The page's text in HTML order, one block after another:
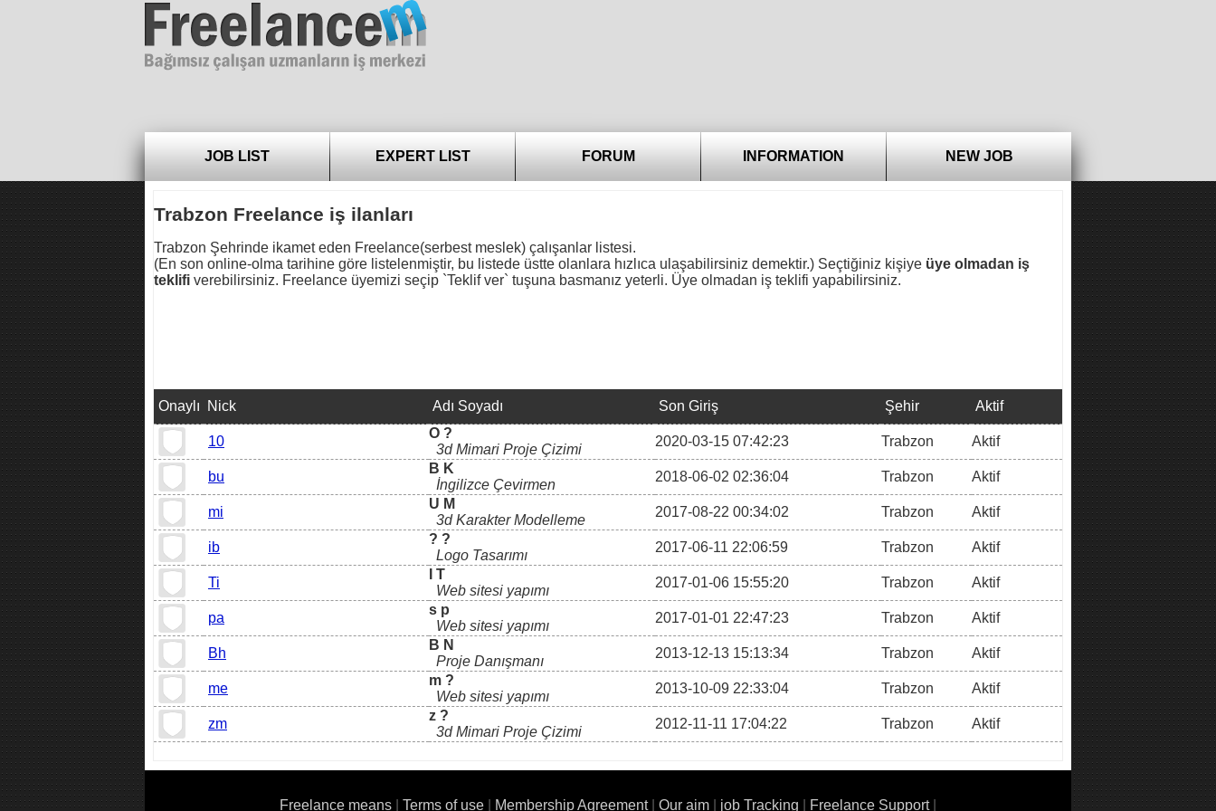
JOB LIST EXPERT LIST FORUM INFORMATION NEW JOB
Trabzon Freelance iş ilanları
Trabzon Şehrinde ikamet eden Freelance(serbest meslek) çalışanlar listesi.
(En son online-olma tarihine göre listelenmiştir, bu listede üstte olanlara hızlıca ulaşabilirsiniz demektir.) Seçtiğiniz kişiye üye olmadan iş
teklifi verebilirsiniz. Freelance üyemizi seçip `Teklif ver` tuşuna basmanız yeterli. Üye olmadan iş teklifi yapabilirsiniz.
Onaylı Nick Adı Soyadı Son Giriş Şehir Aktif
10
O ?
3d Mimari Proje Çizimi
2020-03-15 07:42:23 Trabzon Aktif
bu
B K
İngilizce Çevirmen
2018-06-02 02:36:04 Trabzon Aktif
mi
U M
3d Karakter Modelleme
2017-08-22 00:34:02 Trabzon Aktif
ib
? ?
Logo Tasarımı
2017-06-11 22:06:59 Trabzon Aktif
Ti
I T
Web sitesi yapımı
2017-01-06 15:55:20 Trabzon Aktif
pa
s p
Web sitesi yapımı
2017-01-01 22:47:23 Trabzon Aktif
Bh
B N
Proje Danışmanı
2013-12-13 15:13:34 Trabzon Aktif
me
m ?
Web sitesi yapımı
2013-10-09 22:33:04 Trabzon Aktif
zm
z ?
3d Mimari Proje Çizimi
2012-11-11 17:04:22 Trabzon Aktif
Freelance means Terms of use Membership Agreement| Our aim job Tracking Freelance Support|